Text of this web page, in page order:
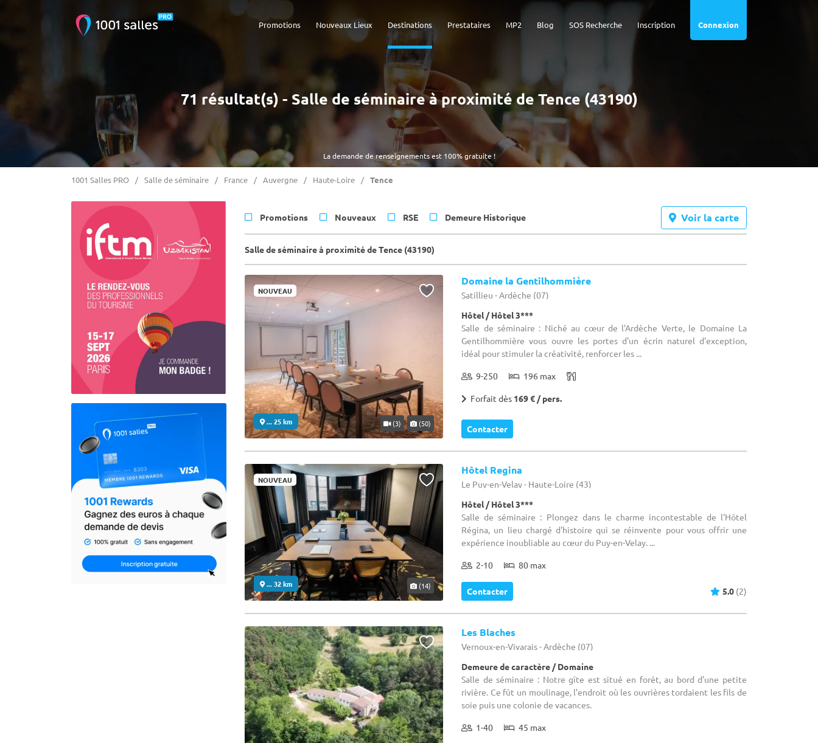
Connexion
Inscription
SOS Recherche
Blog
MP2
Prestataires
Destinations
Nouveaux Lieux
Promotions
La demande de renseignements est 100% gratuite !
71 résultat(s) - Salle de séminaire à proximité de Tence (43190)
1001 Salles PRO Salle de séminaire France Auvergne Haute-Loire Tence
Promotions Nouveaux RSE Demeure Historique Voir la carte
Salle de séminaire à proximité de Tence (43190)
NOUVEAU
... 25 km (3) (50)
Domaine la Gentilhommière
Satillieu - Ardèche (07)
Hôtel / Hôtel 3***
Salle de séminaire : Niché au cœur de l'Ardèche Verte, le Domaine La
Gentilhommière vous ouvre les portes d'un écrin naturel d'exception,
idéal pour stimuler la créativité, renforcer les ...
9-250 196 max
Forfait dès 169 € / pers.
Contacter
NOUVEAU
... 32 km (14)
Hôtel Regina
Le Puy-en-Velay - Haute-Loire (43)
Hôtel / Hôtel 3***
Salle de séminaire : Plongez dans le charme incontestable de l'Hôtel
Régina, un lieu chargé d'histoire qui se réinvente pour vous offrir une
expérience inoubliable au cœur du Puy-en-Velay. ...
2-10 80 max
Contacter 5.0 (2)
Les Blaches
Vernoux-en-Vivarais - Ardèche (07)
Demeure de caractère / Domaine
Salle de séminaire : Notre gîte est situé en forêt, au bord d'une petite
rivière. Ce fût un moulinage, l'endroit où les ouvrières tordaient les fils de
soie puis une colonie de vacances.
1-40 45 max